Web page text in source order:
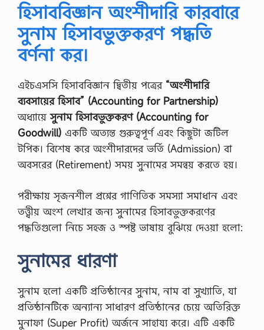
হিসাববিজ্ঞান অংশীদারি কারবারে
সুনাম হিসাবভুক্তকরণ পদ্ধতি
বর্ণনা কর।
এইচএসসি হিসাববিজ্ঞান দ্বিতীয় পত্রের “অংশীদারি
ব্যবসায়ের হিসাব” (Accounting for Partnership)
অধ্যায়েসুনাম হিসাবভুক্তকরণ (Accounting for
Goodwill) একটি অত্যন্ত গুরুত্বপূর্ণ এবং কিছুটা জটিল
টপিক। বিশেষ করে অংশীদারদের ভর্তি (Admission) বা
অবসরের (Retirement) সময় সুনামের সমন্বয় করতে হয়।
পরীক্ষায় সৃজনশীল প্রশ্নের গাণিতিক সমস্যা সমাধান এবং
তত্ত্বীয় অংশ লেখার জন্য সুনামের হিসাবভুক্তকরণের
পদ্ধতিগুলো নিচে সহজ ও স্পষ্ট ভাষায় বুঝিয়ে দেওয়া হলো:
সুনামের ধারণা
সুনাম হলো একটি প্রতিষ্ঠানের সুনাম, নাম বা সুখ্যাতি, যা
প্রতিষ্ঠানটিকে অন্যান্য সাধারণ প্রতিষ্ঠানের চেয়ে অতিরিক্ত
মুনাফা (Super Profit) অর্জনে সাহায্য করে। এটি একটি